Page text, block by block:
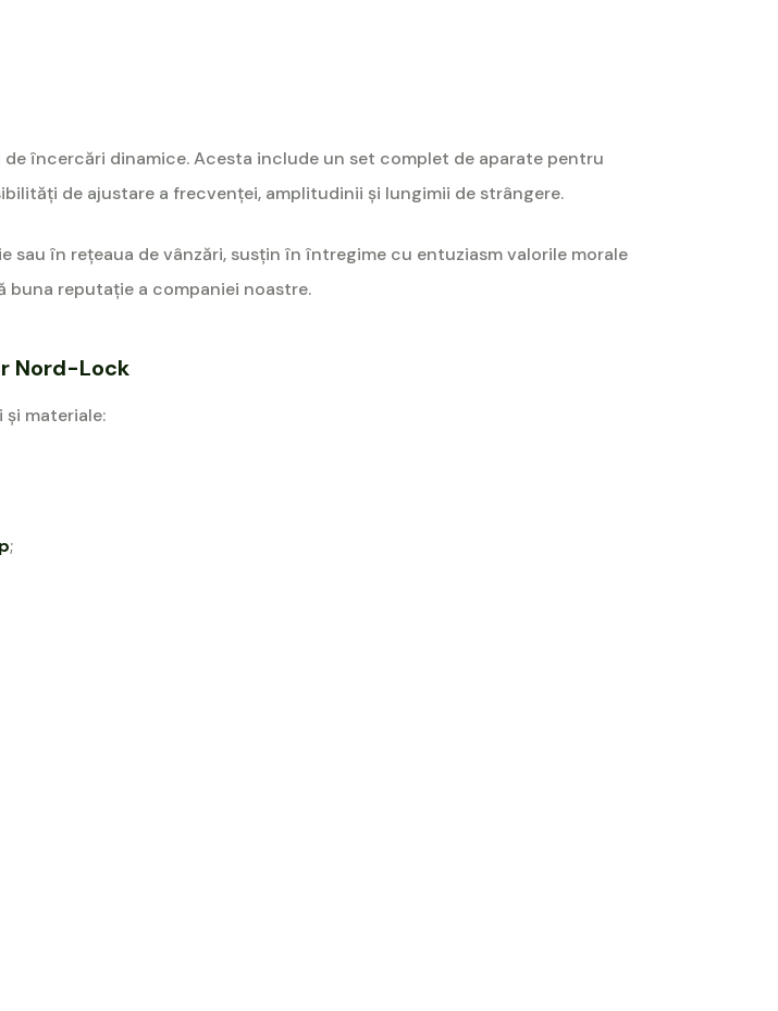
încercări dinamice. Acesta include un set complet de aparate pentru
de ajustare a frecvenţei, amplitudinii şi lungimii de strângere.
în reţeaua de vânzări, susţin în întregime cu entuziasm valorile morale
buna reputaţie a companiei noastre.
Nord-Lock
materiale:
;